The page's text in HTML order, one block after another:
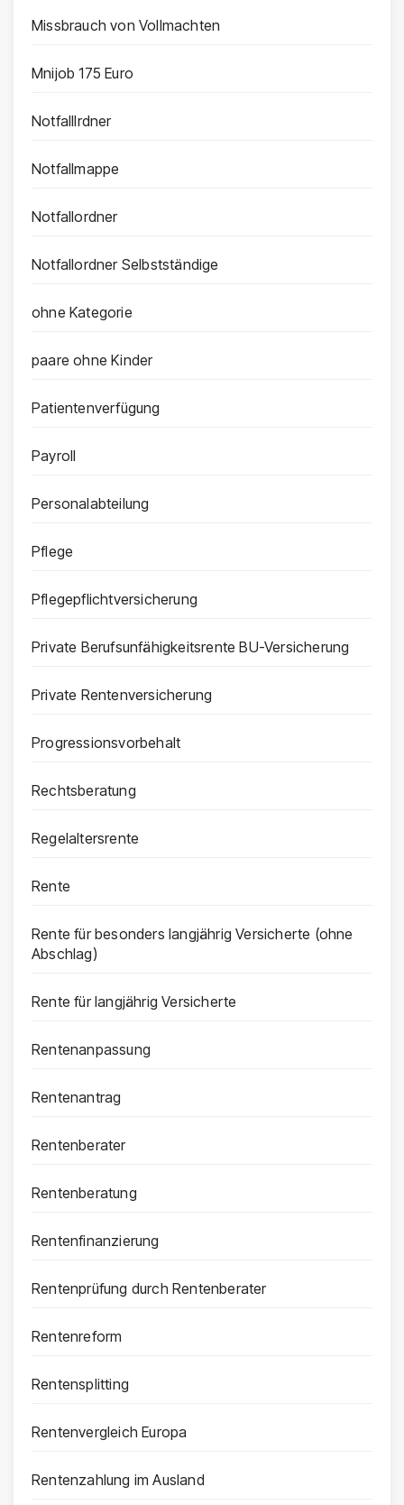
Missbrauch von Vollmachten
Mnijob 175 Euro
Notfalllrdner
Notfallmappe
Notfallordner
Notfallordner Selbstständige
ohne Kategorie
paare ohne Kinder
Patientenverfügung
Payroll
Personalabteilung
Pflege
Pflegepflichtversicherung
Private Berufsunfähigkeitsrente BU-Versicherung
Private Rentenversicherung
Progressionsvorbehalt
Rechtsberatung
Regelaltersrente
Rente
Rente für besonders langjährig Versicherte (ohne
Abschlag)
Rente für langjährig Versicherte
Rentenanpassung
Rentenantrag
Rentenberater
Rentenberatung
Rentenfinanzierung
Rentenprüfung durch Rentenberater
Rentenreform
Rentensplitting
Rentenvergleich Europa
Rentenzahlung im Ausland